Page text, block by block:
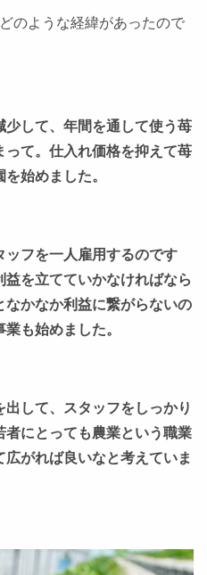
のような経緯があったので
して、年間を通して使う苺
って。仕入れ価格を抑えて苺
始めました。
ッフを一人雇用するのです
を立てていかなければなら
かなか利益に繋がらないの
も始めました。
して、スタッフをしっかり
者にとっても農業という職業
がれば良いなと考えていま